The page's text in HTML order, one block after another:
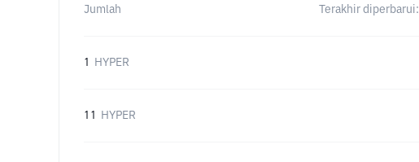
Jumlah Terakhir diperbarui:
1 HYPER
11 HYPER